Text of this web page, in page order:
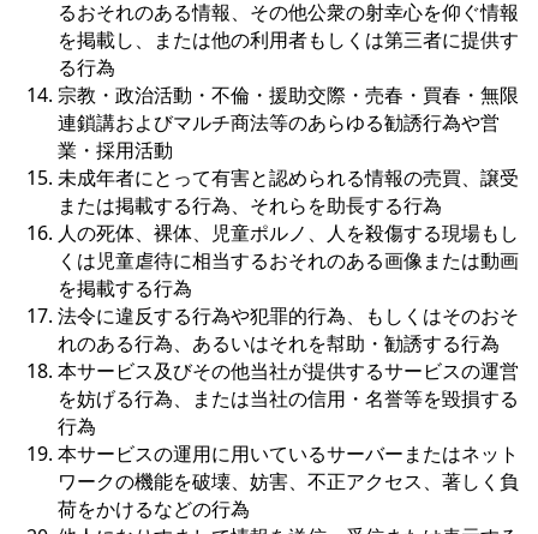
るおそれのある情報、その他公衆の射幸心を仰ぐ情報
を掲載し、または他の利用者もしくは第三者に提供す
る行為
宗教・政治活動・不倫・援助交際・売春・買春・無限
連鎖講およびマルチ商法等のあらゆる勧誘行為や営
業・採用活動
未成年者にとって有害と認められる情報の売買、譲受
または掲載する行為、それらを助長する行為
人の死体、裸体、児童ポルノ、人を殺傷する現場もし
くは児童虐待に相当するおそれのある画像または動画
を掲載する行為
法令に違反する行為や犯罪的行為、もしくはそのおそ
れのある行為、あるいはそれを幇助・勧誘する行為
本サービス及びその他当社が提供するサービスの運営
を妨げる行為、または当社の信用・名誉等を毀損する
行為
本サービスの運用に用いているサーバーまたはネット
ワークの機能を破壊、妨害、不正アクセス、著しく負
荷をかけるなどの行為